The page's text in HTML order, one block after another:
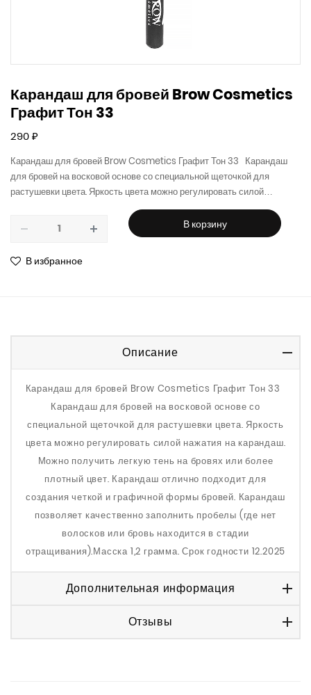
Карандаш для бровей Brow Cosmetics
Графит Тон 33
Обычная
290 ₽
Карандаш для бровей Brow Cosmetics Графит Тон 33 Карандаш
для бровей на восковой основе со специальной щеточкой для
растушевки цвета. Яркость цвета можно регулировать силой…
remove add В корзину
В избранное
Описание
Карандаш для бровей Brow Cosmetics Графит Тон 33
Карандаш для бровей на восковой основе со
специальной щеточкой для растушевки цвета. Яркость
цвета можно регулировать силой нажатия на карандаш.
Можно получить легкую тень на бровях или более
плотный цвет. Карандаш отлично подходит для
создания четкой и графичной формы бровей. Карандаш
позволяет качественно заполнить пробелы (где нет
волосков или бровь находится в стадии
отращивания).Масска 1,2 грамма. Срок годности 12.2025
Дополнительная информация
Отзывы